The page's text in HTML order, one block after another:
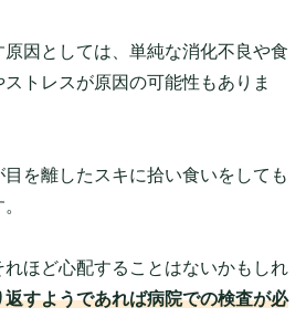
因としては、単純な消化不良や食
トレスが原因の可能性もありま
を離したスキに拾い食いをしても
ほど心配することはないかもしれ
返すようであれば病院での検査が必